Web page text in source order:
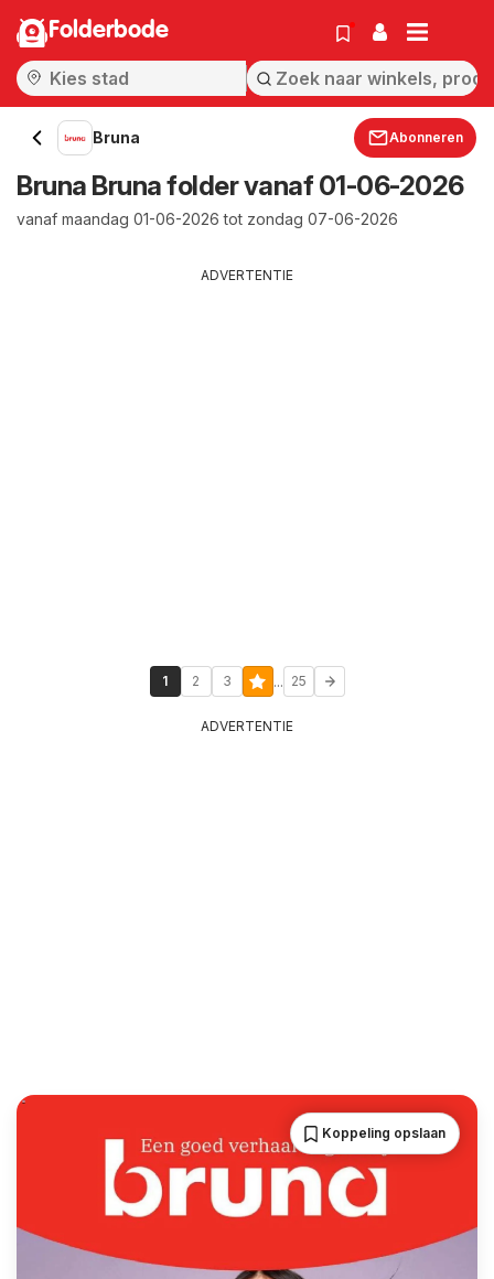
Folderbode
Bruna Abonneren
Bruna Bruna folder vanaf 01-06-2026
vanaf maandag 01-06-2026 tot zondag 07-06-2026
ADVERTENTIE
1 2 3 ... 25
ADVERTENTIE
Koppeling opslaan